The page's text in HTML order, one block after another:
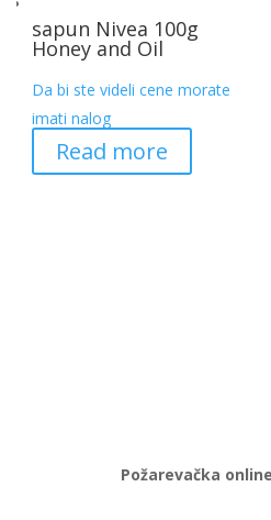
sapun Nivea 100g
Honey and Oil
Da bi ste videli cene morate
imati nalog
Read more
Požarevačka